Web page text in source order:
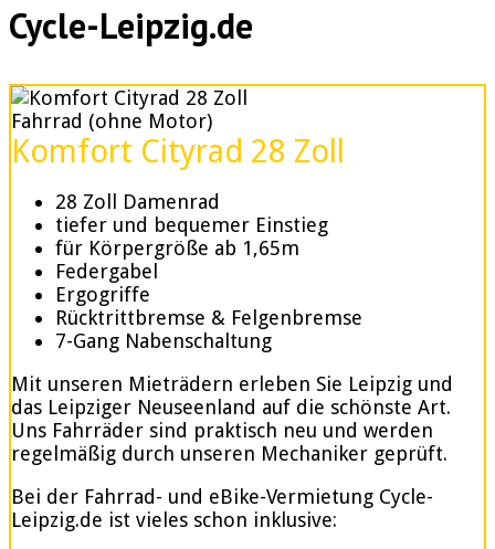
Cycle-Leipzig.de
Fahrrad (ohne Motor)
Komfort Cityrad 28 Zoll
28 Zoll Damenrad
tiefer und bequemer Einstieg
für Körpergröße ab 1,65m
Federgabel
Ergogriffe
Rücktrittbremse & Felgenbremse
7-Gang Nabenschaltung
Mit unseren Mieträdern erleben Sie Leipzig und
das Leipziger Neuseenland auf die schönste Art.
Uns Fahrräder sind praktisch neu und werden
regelmäßig durch unseren Mechaniker geprüft.
Bei der Fahrrad- und eBike-Vermietung Cycle-
Leipzig.de ist vieles schon inklusive: